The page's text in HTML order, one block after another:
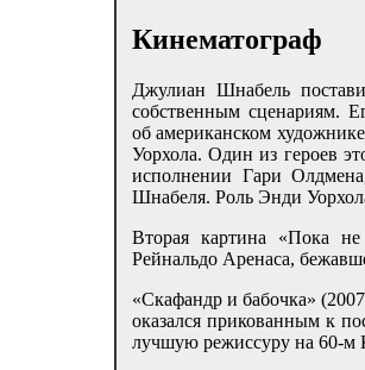
Кинематограф
Джулиан Шнабель
собственным сценариям.
об американском
Уорхола. Один из героев
исполнении Гари
Шнабеля. Роль Энди
Вторая картина «Пока не
Рейнальдо Аренаса,
«Скафандр и бабочка»
оказался прикованным к
лучшую режиссуру на 60-м